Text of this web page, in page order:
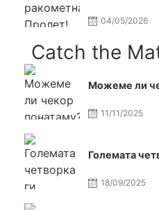
04/05/2026
Catch the
Можеме ли
11/11/2025
Големата
18/09/2025